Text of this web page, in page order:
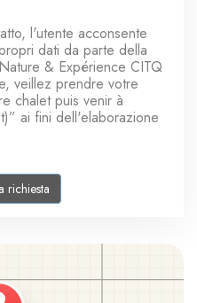
l'utente acconsente
dati da parte della
& Expérience CITQ
veillez prendre votre
chalet puis venir à
ai fini dell'elaborazione